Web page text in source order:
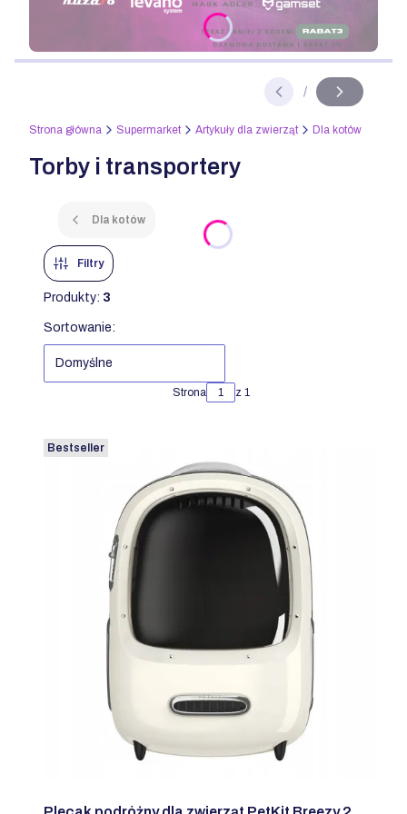
Naciśnij Enter lub spację, aby otworzyć stronę.
Slajd
/
z
Strona główna Supermarket Artykuły dla zwierząt Dla kotów
Torby i transportery
Dla kotów
Filtry
Produkty: 3
Lista produktów
Sortowanie:
Domyślne
Strona z 1
Bestseller